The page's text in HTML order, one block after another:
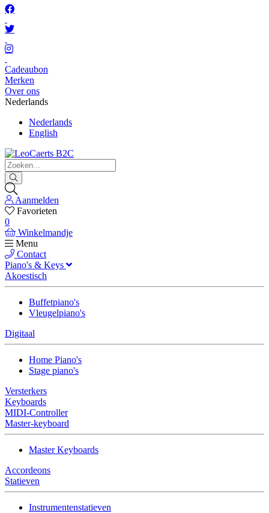
Cadeaubon
Merken
Over ons
Nederlands
Nederlands
English
Aanmelden
Favorieten
0
Winkelmandje
Menu
Contact
Piano's & Keys
Akoestisch
Buffetpiano's
Vleugelpiano's
Digitaal
Home Piano's
Stage piano's
Versterkers
Keyboards
MIDI-Controller
Master-keyboard
Master Keyboards
Accordeons
Statieven
Instrumentenstatieven